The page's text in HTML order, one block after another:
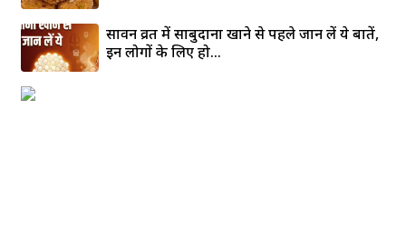
सावन व्रत में साबुदाना खाने से पहले जान लें ये बातें,
इन लोगों के लिए हो...